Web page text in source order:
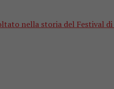
nella storia del Festival